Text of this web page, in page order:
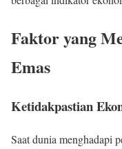
Faktor yang
Emas
Ketidakpastian
Saat dunia menghadapi